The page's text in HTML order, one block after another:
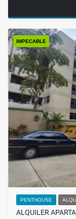
IMPECABLE
PENTHOUSE
ALQUILER